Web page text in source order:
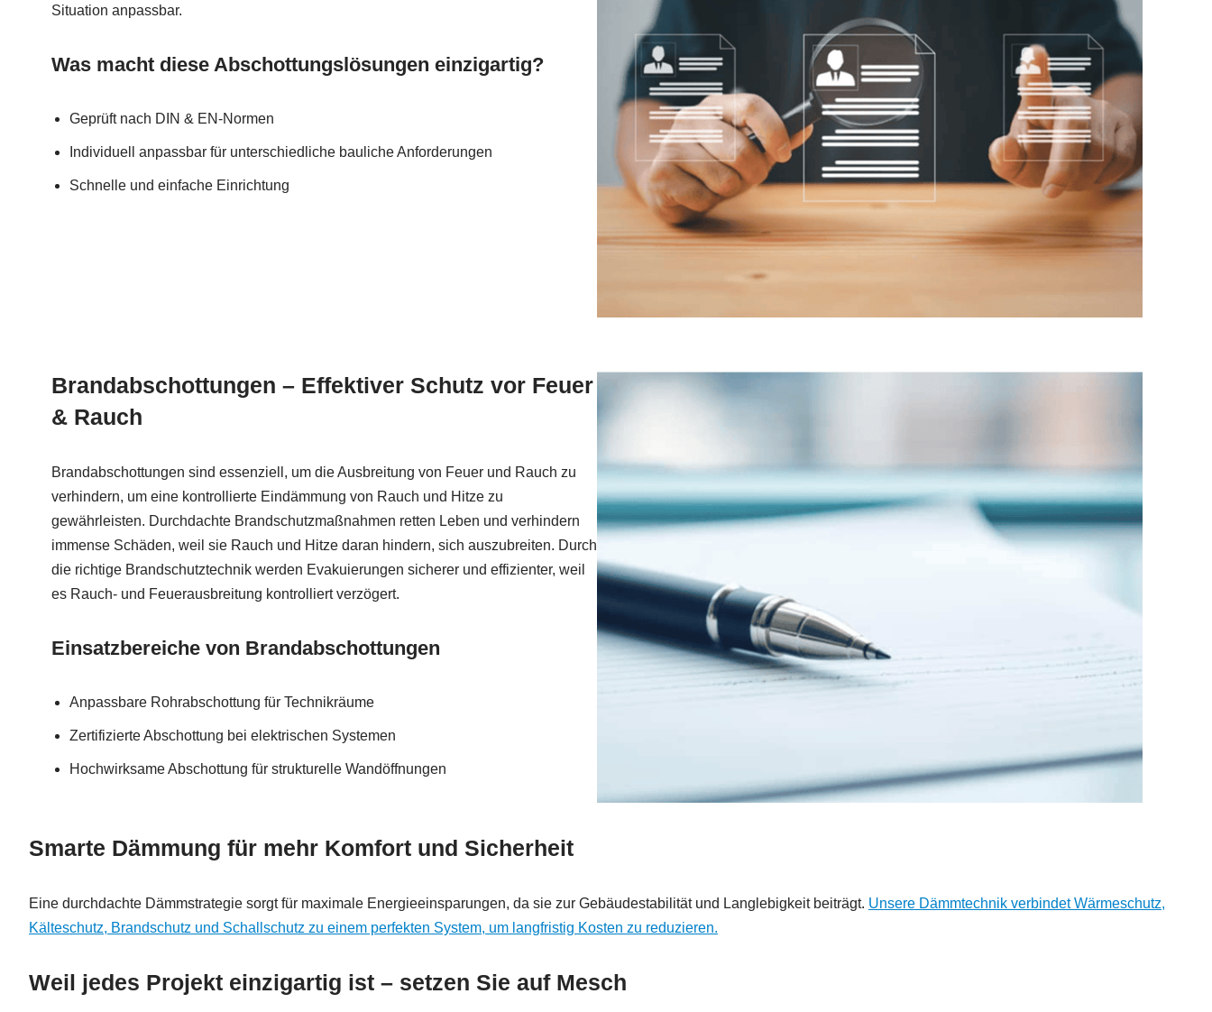
Situation anpassbar.
Was macht diese Abschottungslösungen einzigartig?
Geprüft nach DIN & EN-Normen
Individuell anpassbar für unterschiedliche bauliche Anforderungen
Schnelle und einfache Einrichtung
Brandabschottungen – Effektiver Schutz vor Feuer
& Rauch
Brandabschottungen sind essenziell, um die Ausbreitung von Feuer und Rauch zu
verhindern, um eine kontrollierte Eindämmung von Rauch und Hitze zu
gewährleisten. Durchdachte Brandschutzmaßnahmen retten Leben und verhindern
immense Schäden, weil sie Rauch und Hitze daran hindern, sich auszubreiten. Durch
die richtige Brandschutztechnik werden Evakuierungen sicherer und effizienter, weil
es Rauch- und Feuerausbreitung kontrolliert verzögert.
Einsatzbereiche von Brandabschottungen
Anpassbare Rohrabschottung für Technikräume
Zertifizierte Abschottung bei elektrischen Systemen
Hochwirksame Abschottung für strukturelle Wandöffnungen
Smarte Dämmung für mehr Komfort und Sicherheit
Eine durchdachte Dämmstrategie sorgt für maximale Energieeinsparungen, da sie zur Gebäudestabilität und Langlebigkeit beiträgt. Unsere Dämmtechnik verbindet Wärmeschutz,
Kälteschutz, Brandschutz und Schallschutz zu einem perfekten System, um langfristig Kosten zu reduzieren.
Weil jedes Projekt einzigartig ist – setzen Sie auf Mesch